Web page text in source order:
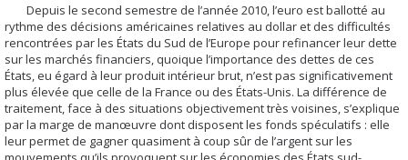
Depuis le second semestre de l’année 2010, l’euro est ballotté au
rythme des décisions américaines relatives au dollar et des difficultés
rencontrées par les États du Sud de l’Europe pour refinancer leur dette
sur les marchés financiers, quoique l’importance des dettes de ces
États, eu égard à leur produit intérieur brut, n’est pas significativement
plus élevée que celle de la France ou des États-Unis. La différence de
traitement, face à des situations objectivement très voisines, s’explique
par la marge de manœuvre dont disposent les fonds spéculatifs : elle
leur permet de gagner quasiment à coup sûr de l’argent sur les